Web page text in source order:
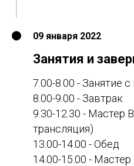
09 января 2022
Занятия и
7.00-8.00 - Занятие
8.00-9.00 - Завтрак
9.30-12.30 - Мастер
трансляция)
13.00-14.00 - Обед
14.00-15.00 -